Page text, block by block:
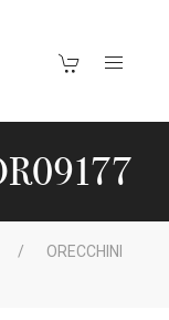
ORECCHINI